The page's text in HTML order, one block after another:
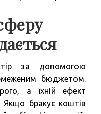
за допомогою
бюджетом.
а їхній ефект
Якщо бракує коштів